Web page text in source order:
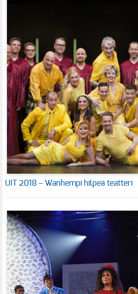
UIT 2018 – Wanhempi hilpeä teatteri